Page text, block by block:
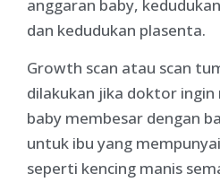
anggaran baby,
dan kedudukan plasenta.
Growth scan atau scan
dilakukan jika doktor
baby membesar dengan
untuk ibu yang
seperti kencing manis